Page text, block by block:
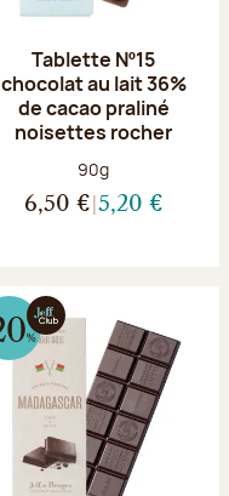
Tablette Nº15
chocolat au lait 36%
de cacao praliné
noisettes rocher
Poids net :
90g
6,50 € 5,20 €